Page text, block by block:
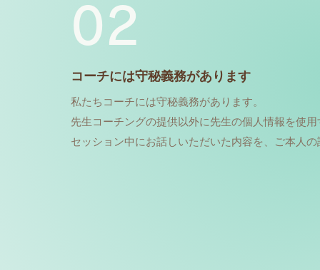
02
​コーチには守秘義務があります
私たちコーチには守秘義務があります。
先生コーチングの提供以外に先生の個人情報を使
セッション中にお話しいただいた内容を、ご本人